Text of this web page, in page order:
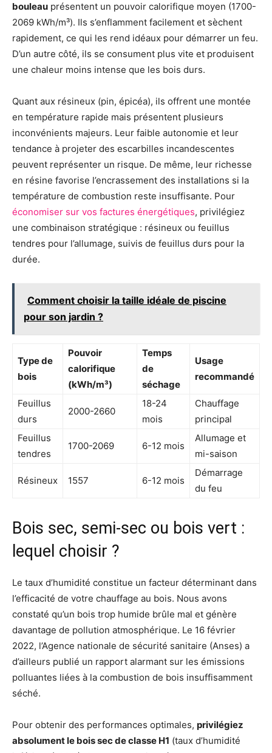
bouleau présentent un pouvoir calorifique moyen (1700-
2069 kWh/m³). Ils s’enflamment facilement et sèchent
rapidement, ce qui les rend idéaux pour démarrer un feu.
D’un autre côté, ils se consument plus vite et produisent
une chaleur moins intense que les bois durs.
Quant aux résineux (pin, épicéa), ils offrent une montée
en température rapide mais présentent plusieurs
inconvénients majeurs. Leur faible autonomie et leur
tendance à projeter des escarbilles incandescentes
peuvent représenter un risque. De même, leur richesse
en résine favorise l’encrassement des installations si la
température de combustion reste insuffisante. Pour
économiser sur vos factures énergétiques, privilégiez
une combinaison stratégique : résineux ou feuillus
tendres pour l’allumage, suivis de feuillus durs pour la
durée.
Comment choisir la taille idéale de piscine
pour son jardin ?
Type de
bois
Pouvoir
calorifique
(kWh/m³)
Temps
de
séchage
Usage
recommandé
Feuillus
durs
2000-2660
18-24
mois
Chauffage
principal
Feuillus
tendres
1700-2069 6-12 mois
Allumage et
mi-saison
Résineux 1557 6-12 mois
Démarrage
du feu
Bois sec, semi-sec ou bois vert :
lequel choisir ?
Le taux d’humidité constitue un facteur déterminant dans
l’efficacité de votre chauffage au bois. Nous avons
constaté qu’un bois trop humide brûle mal et génère
davantage de pollution atmosphérique. Le 16 février
2022, l’Agence nationale de sécurité sanitaire (Anses) a
d’ailleurs publié un rapport alarmant sur les émissions
polluantes liées à la combustion de bois insuffisamment
séché.
Pour obtenir des performances optimales, privilégiez
absolument le bois sec de classe H1 (taux d’humidité